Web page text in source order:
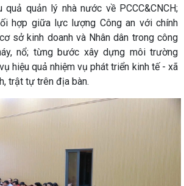
quả quản lý nhà nước về PCCC&CNCH;
hợp giữa lực lượng Công an với chính
sở kinh doanh và Nhân dân trong công
nổ; từng bước xây dựng môi trường
hiệu quả nhiệm vụ phát triển kinh tế - xã
trật tự trên địa bàn.